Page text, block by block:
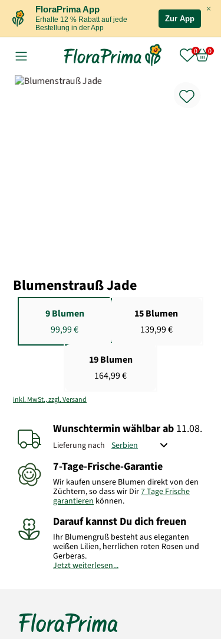
×
FloraPrima App
Erhalte 12 % Rabatt auf jede
Bestellung in der App
Zur App
Blumenstrauß Jade
9 Blumen
99,99 €
15 Blumen
139,99 €
19 Blumen
164,99 €
inkl. MwSt., zzgl. Versand
Wunschtermin wählbarab 11.08.
Lieferung nach
7-Tage-Frische-Garantie
Wir kaufen unsere Blumen direkt von den
Züchtern, so dass wir Dir7 Tage Frische
garantieren können.
Darauf kannst Du dich freuen
Ihr Blumengruß besteht aus eleganten
weißen Lilien, herrlichen roten Rosen und
Gerberas.
Jetzt weiterlesen...